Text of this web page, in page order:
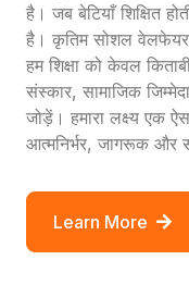
है। जब बेटियाँ शिक्षित
है। कृतिम सोशल वेलफेयर
हम शिक्षा को केवल
संस्कार, सामाजिक
जोड़ें। हमारा लक्ष्य एक
आत्मनिर्भर, जागरूक और
Learn More